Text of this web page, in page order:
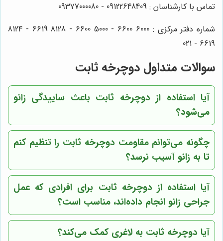
تماس با کارشناسان : 09122648409 - 09377000080
شماره دفتر مرکزی : 6000 6600 - 5000 6600 - 8128 6619 - 8124
6619 - 021
سوالات متداول دوچرخه ثابت
آیا استفاده از دوچرخه ثابت باعث ساییدگی زانو
می‌شود؟
چگونه می‌توانم مقاومت دوچرخه ثابت را تنظیم کنم
تا به زانو آسیب نرسد؟
آیا استفاده از دوچرخه ثابت برای افرادی که عمل
جراحی زانو انجام داده‌اند، مناسب است؟
آیا دوچرخه ثابت به لاغری کمک می‌کند؟